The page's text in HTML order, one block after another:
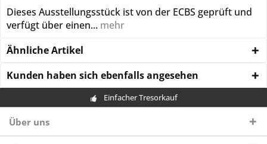
Dieses Ausstellungsstück ist von der ECBS geprüft und
verfügt über einen... mehr
Ähnliche Artikel
Kunden haben sich ebenfalls angesehen
Einfacher Tresorkauf
Über uns